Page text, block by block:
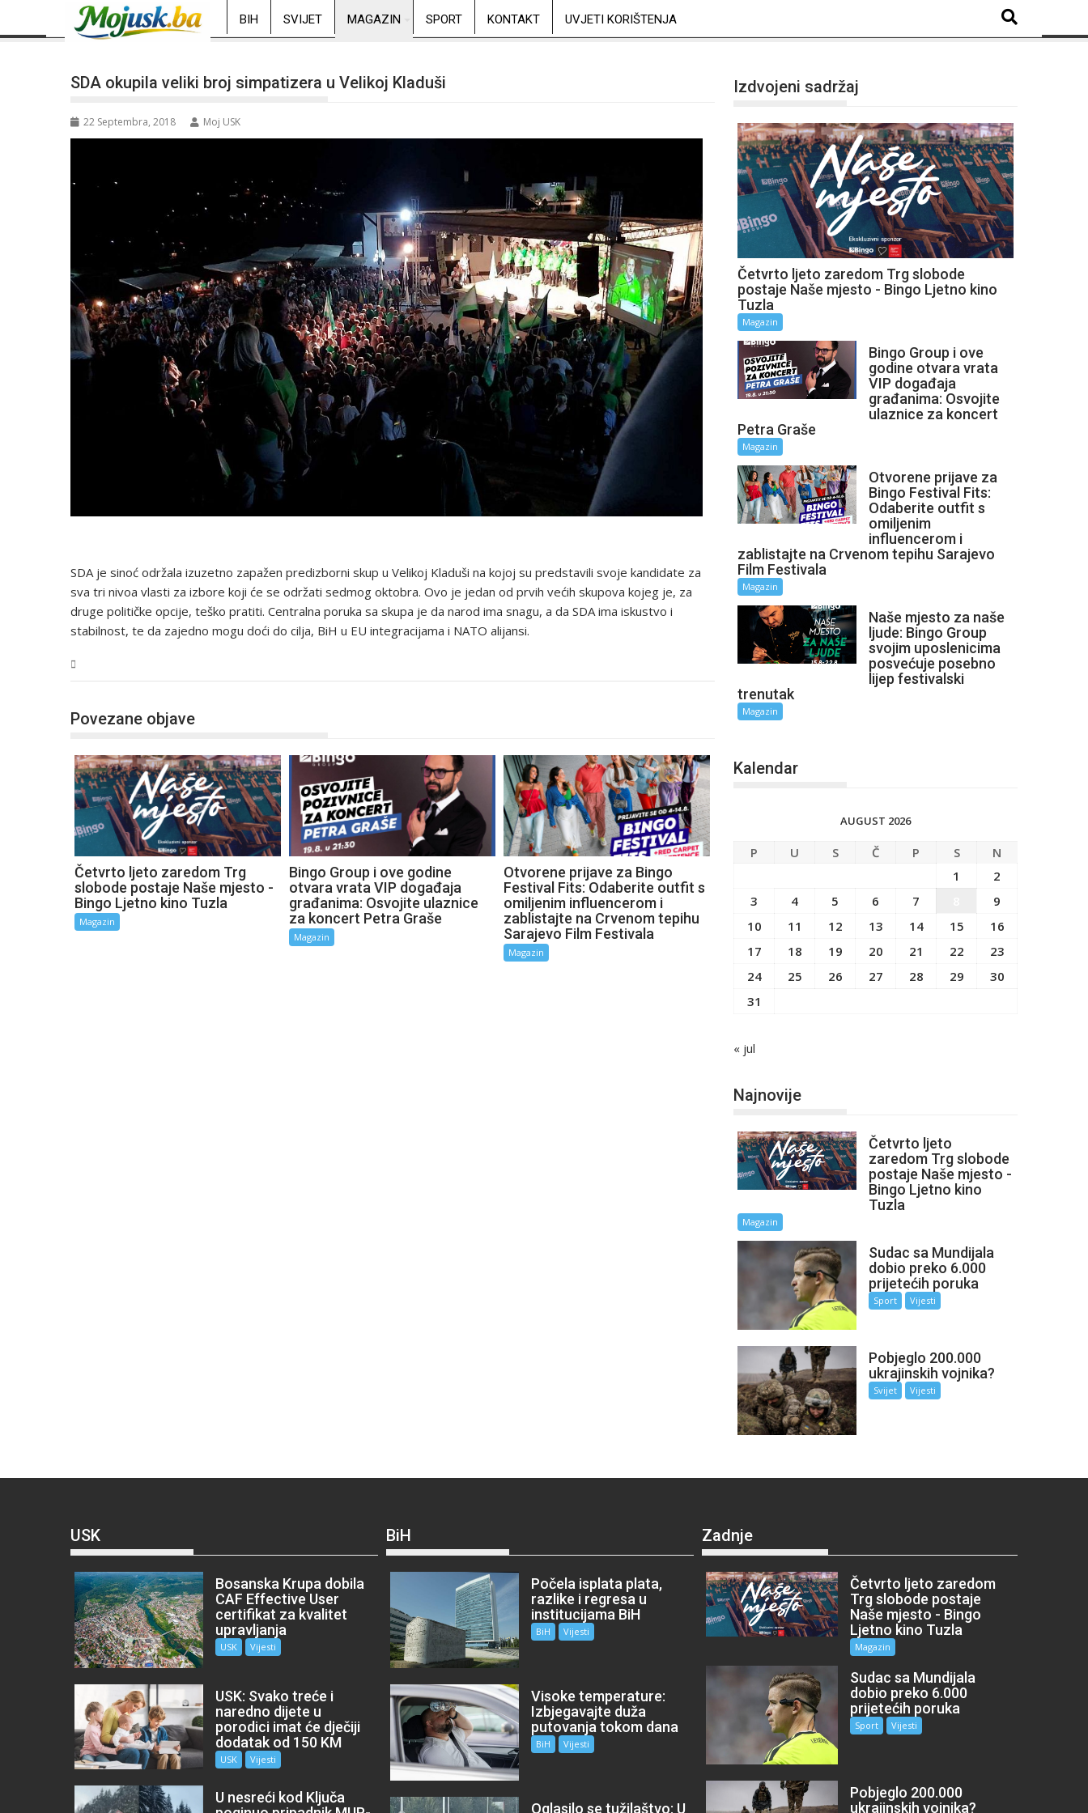
BIH SVIJET MAGAZIN SPORT KONTAKT UVJETI KORIŠTENJA
SDA okupila veliki broj simpatizera u Velikoj Kladuši
22 Septembra, 2018 Moj USK
SDA je sinoć održala izuzetno zapažen predizborni skup u Velikoj Kladuši na kojoj su predstavili svoje kandidate za
sva tri nivoa vlasti za izbore koji će se održati sedmog oktobra. Ovo je jedan od prvih većih skupova kojeg je, za
druge političke opcije, teško pratiti. Centralna poruka sa skupa je da narod ima snagu, a da SDA ima iskustvo i
stabilnost, te da zajedno mogu doći do cilja, BiH u EU integracijama i NATO alijansi.
Povezane objave
Četvrto ljeto zaredom Trg
slobode postaje Naše mjesto -
Bingo Ljetno kino Tuzla
Magazin
Bingo Group i ove godine
otvara vrata VIP događaja
građanima: Osvojite ulaznice
za koncert Petra Graše
Magazin
Otvorene prijave za Bingo
Festival Fits: Odaberite outfit s
omiljenim influencerom i
zablistajte na Crvenom tepihu
Sarajevo Film Festivala
Magazin
Izdvojeni sadržaj
Četvrto ljeto zaredom Trg slobode
postaje Naše mjesto - Bingo Ljetno kino
Tuzla
Magazin
Bingo Group i ove
godine otvara vrata
VIP događaja
građanima: Osvojite
ulaznice za koncert
Petra Graše
Magazin
Otvorene prijave za
Bingo Festival Fits:
Odaberite outfit s
omiljenim
influencerom i
zablistajte na Crvenom tepihu Sarajevo
Film Festivala
Magazin
Naše mjesto za naše
ljude: Bingo Group
svojim uposlenicima
posvećuje posebno
lijep festivalski
trenutak
Magazin
Kalendar
AUGUST 2026
P U S Č P S
N
1
2
3
4 5 6 7
9
10
11 12 13 14 15
16
17
18 19 20 21 22
23
24
25 26 27 28 29
30
31
« jul
Najnovije
Četvrto ljeto
zaredom Trg slobode
postaje Naše mjesto -
Bingo Ljetno kino
Tuzla
Magazin
Sudac sa Mundijala
dobio preko 6.000
prijetećih poruka
Sport Vijesti
Pobjeglo 200.000
ukrajinskih vojnika?
Svijet Vijesti
USK
Bosanska Krupa dobila
CAF Effective User
certifikat za kvalitet
upravljanja
USK Vijesti
USK: Svako treće i
naredno dijete u
porodici imat će dječiji
dodatak od 150 KM
USK Vijesti
U nesreći kod Ključa
BiH
Počela isplata plata,
razlike i regresa u
institucijama BiH
BiH Vijesti
Visoke temperature:
Izbjegavajte duža
putovanja tokom dana
BiH Vijesti
Oglasilo se tužilaštvo: U
Zadnje
Četvrto ljeto zaredom
Trg slobode postaje
Naše mjesto - Bingo
Ljetno kino Tuzla
Magazin
Sudac sa Mundijala
dobio preko 6.000
prijetećih poruka
Sport Vijesti
Pobjeglo 200.000
ukrajinskih vojnika?